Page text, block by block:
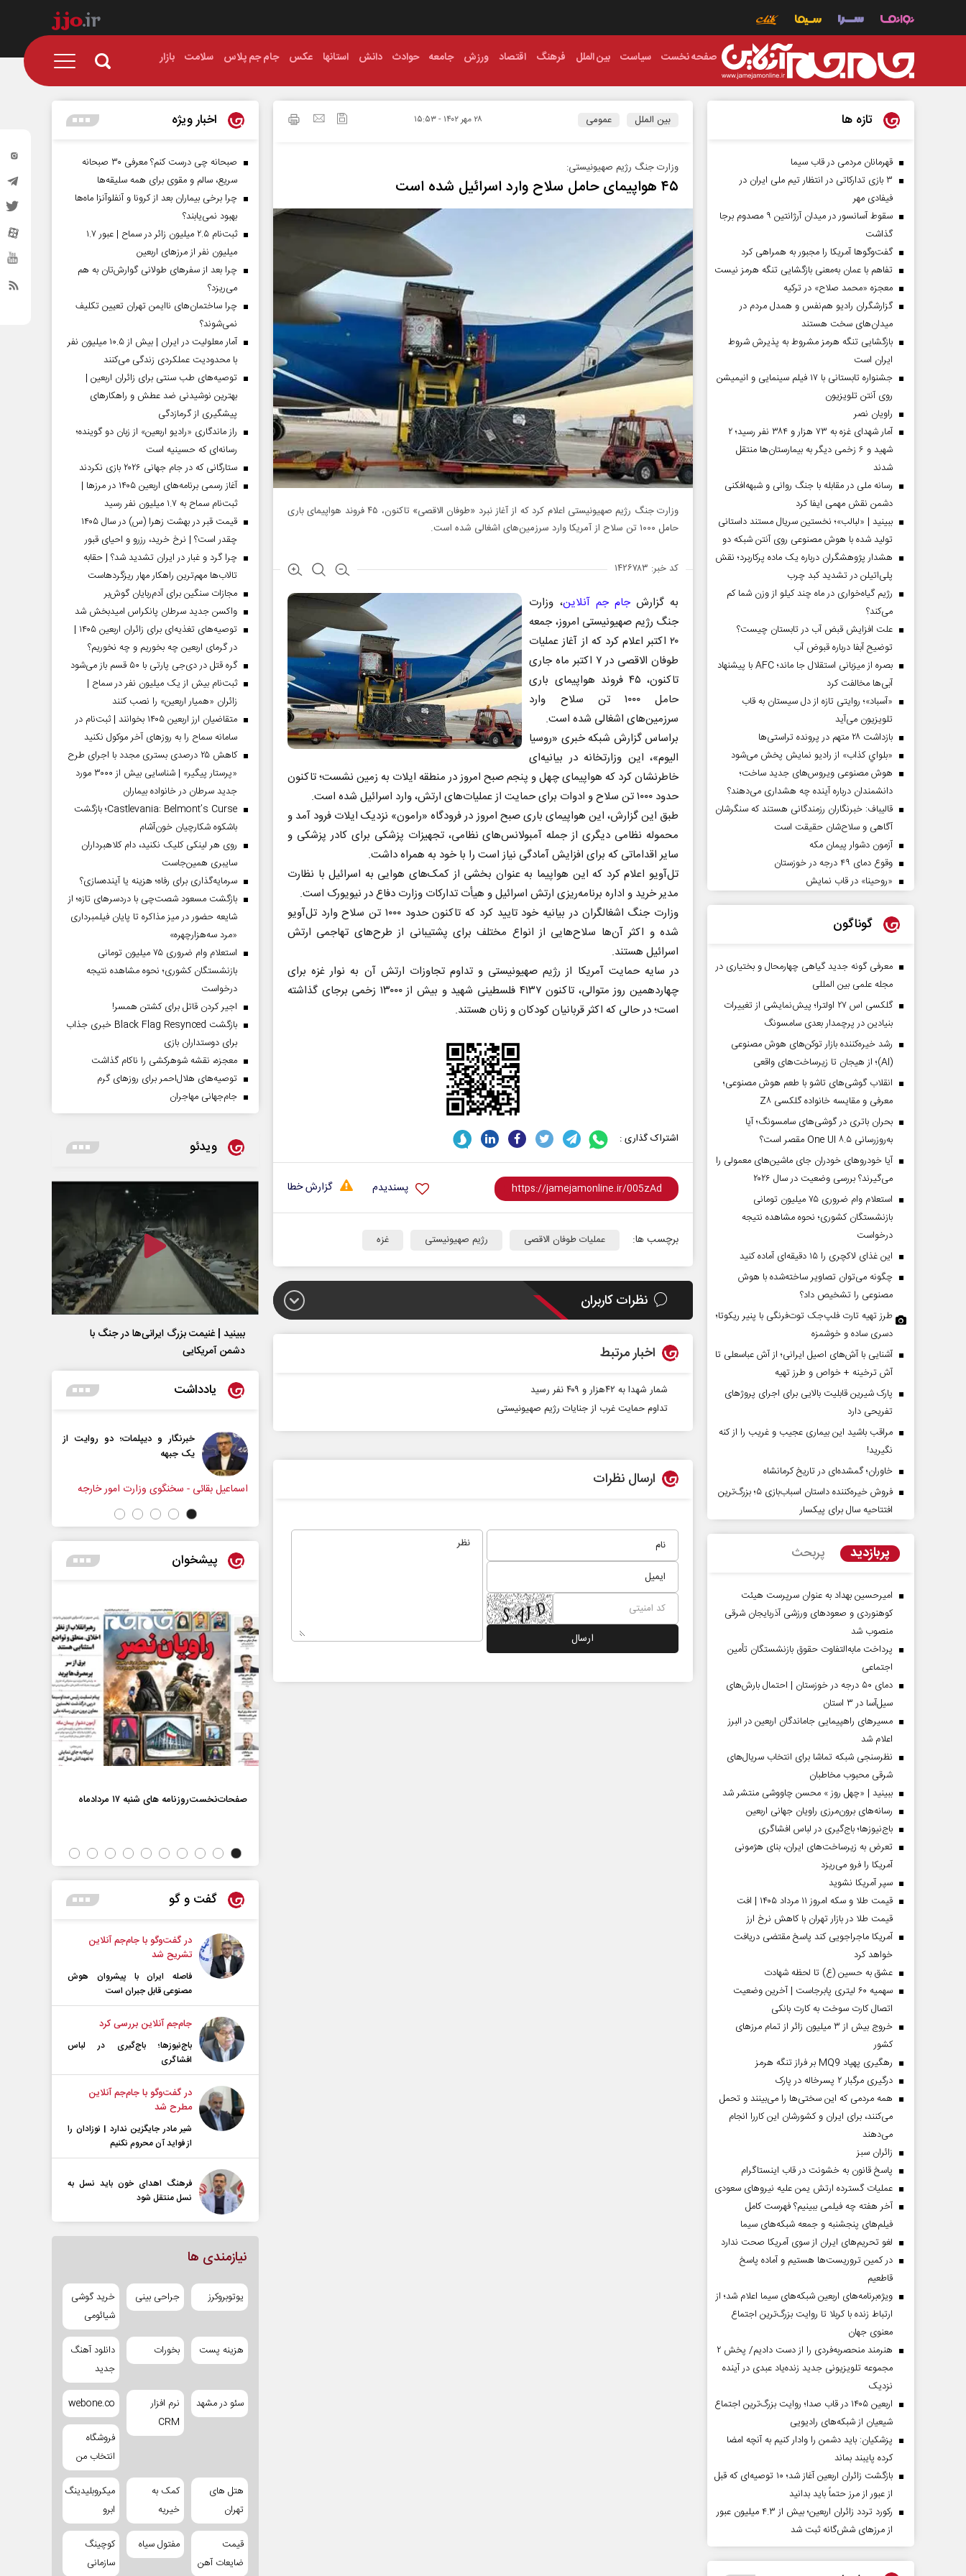
صفحه نخست سیاست بین الملل فرهنگ اقتصاد ورزش جامعه حوادث دانش استانها عکس جام جم پلاس سلامت بازار
بین الملل عمومی ۲۸ مهر ۱۴۰۲ - ۱۵:۵۳
وزارت جنگ رژیم صهیونیستی:
۴۵ هواپیمای حامل سلاح وارد اسرائیل شده است
وزارت جنگ رژیم صهیونیستی اعلام کرد که از آغاز نبرد «طوفان الاقصی» تاکنون، ۴۵ فروند هواپیمای باری
حامل ۱۰۰۰ تن سلاح از آمریکا وارد سرزمین‌های اشغالی شده است.
کد خبر: ۱۴۲۶۷۸۳
به گزارشجام جم آنلاین، وزارت
جنگ رژیم صهیونیستی امروز، جمعه
۲۰ اکتبر اعلام کرد که از آغاز عملیات
طوفان الاقصی در ۷ اکتبر ماه جاری
تاکنون، ۴۵ فروند هواپیمای باری
حامل ۱۰۰۰ تن سلاح وارد
سرزمین‌های اشغالی شده است.
براساس گزارش شبکه خبری «روسیا
الیوم»، این وزارتخانه در بیانیه‌ای
خاطرنشان کرد که هواپیمای چهل و پنجم صبح امروز در منطقه ایلات به زمین نشست؛ تاکنون
حدود ۱۰۰۰ تن سلاح و ادوات برای حمایت از عملیات‌های ارتش، وارد اسرائیل شده است.
طبق این گزارش، این هواپیمای باری صبح امروز در فرودگاه «رامون» نزدیک ایلات فرود آمد و
محموله نظامی دیگری از جمله آمبولانس‌های نظامی، تجهیزات پزشکی برای کادر پزشکی و
سایر اقداماتی که برای افزایش آمادگی نیاز است را با خود به همراه داشت.
تل‌آویو اعلام کرد که این هواپیما به عنوان بخشی از کمک‌های هوایی به اسرائیل با نظارت
مدیر خرید و اداره برنامه‌ریزی ارتش اسرائیل و هیأت تدارکات وزارت دفاع در نیویورک است.
وزارت جنگ اشغالگران در بیانیه خود تایید کرد که تاکنون حدود ۱۰۰۰ تن سلاح وارد تل‌آویو
شده و اکثر آن‌ها سلاح‌هایی از انواع مختلف برای پشتیبانی از طرح‌های تهاجمی ارتش
اسرائیل هستند.
در سایه حمایت آمریکا از رژیم صهیونیستی و تداوم تجاوزات ارتش آن به نوار غزه برای
چهاردهمین روز متوالی، تاکنون ۴۱۳۷ فلسطینی شهید و بیش از ۱۳۰۰۰ زخمی برجای گذاشته
است؛ در حالی که اکثر قربانیان کودکان و زنان هستند.
اشتراک گذاری :
گزارش خطا پسندیدم
برچسب ها: عملیات طوفان الاقصی رژیم صهیونیستی غزه
نظرات کاربران
اخبار مرتبط
شمار شهدا به ۴۲هزار و ۴۰۹ نفر رسید
تداوم حمایت غرب از جنایات رژیم صهیونیستی
ارسال نظرات
تازه ها
قهرمانان مردمی در قاب سیما
۳ بازی تدارکاتی در انتظار تیم ملی ایران در
فیفادی مهر
سقوط آسانسور در میدان آرژانتین ۹ مصدوم برجا
گذاشت
گفت‌وگوها آمریکا را مجبور به همراهی کرد
تفاهم با عمان به‌معنی بازگشایی تنگه هرمز نیست
معجزه «محمد صلاح» در ترکیه
گزارشگران رادیو هم‌نفس و همدل مردم در
میدان‌های سخت هستند
بازگشایی تنگه هرمز مشروط به پذیرش شروط
ایران است
جشنواره تابستانی با ۱۷ فیلم سینمایی و انیمیشن
روی آنتن تلویزیون
راویان نصر
آمار شهدای غزه به ۷۳ هزار و ۳۸۴ نفر رسید؛ ۲
شهید و ۶ زخمی دیگر به بیمارستان‌ها منتقل
شدند
رسانه ملی در مقابله با جنگ روانی و شبهه‌افکنی
دشمن نقش مهمی ایفا کرد
ببینید | «لبالب»؛ نخستین سریال مستند داستانی
تولید شده با هوش مصنوعی روی آنتن شبکه دو
هشدار پژوهشگران درباره یک ماده پرکاربرد؛ نقش
پلی‌اتیلن در تشدید کبد چرب
رژیم گیاه‌خواری در ماه چند کیلو از وزن شما کم
می‌کند؟
علت افزایش قبض آب در تابستان چیست؟
توضیح آبفا درباره قبوض آب
بصره از میزبانی استقلال جا ماند؛ AFC با پیشنهاد
آبی‌ها مخالفت کرد
«آسباد»؛ روایتی تازه از دل سیستان به قاب
تلویزیون می‌آید
بازداشت ۲۸ متهم در پرونده تراستی‌ها
«بلواي کذاب» از رادیو نمایش پخش می‌شود
هوش مصنوعی ویروس‌های جدید ساخت؛
دانشمندان درباره آینده چه هشداری می‌دهند؟
قالیباف: خبرنگاران رزمندگانی هستند که سنگرشان
آگاهی و سلاح‌شان حقیقت است
آزمون دشوار پیمان مکه
وقوع دمای ۴۹ درجه در خوزستان
«روحینا» در قاب نمایش
گوناگون
معرفی گونه جدید گیاهی چهارمحال و بختیاری در
مجله علمی بین المللی
گلکسی اس ۲۷ اولترا؛ پیش‌نمایشی از تغییرات
بنیادین در پرچمدار بعدی سامسونگ
رشد خیره‌کننده بازار توکن‌های هوش مصنوعی
(AI)؛ از هیجان تا زیرساخت‌های واقعی
انقلاب گوشی‌های تاشو‌ با طعم هوش مصنوعی؛
معرفی و مقایسه خانواده گلکسی Z۸
بحران باتری در گوشی‌های سامسونگ؛ آیا
به‌روزرسانی One UI ۸.۵ مقصر است؟
آیا خودروهای خودران جای ماشین‌های معمولی را
می‌گیرند؟ بررسی وضعیت در سال ۲۰۲۶
استعلام وام ضروری ۷۵ میلیون تومانی
بازنشستگان کشوری؛ نحوه مشاهده نتیجه
درخواست
این غذای لاکچری را ۱۵ دقیقه‌ای آماده کنید
چگونه می‌توان تصاویر ساخته‌شده با هوش
مصنوعی را تشخیص داد؟
طرز تهیه تارت فلپ‌جک توت‌فرنگی با پنیر ریکوتا؛
دسری ساده و خوشمزه
آشنایی با آش‌های اصیل ایرانی؛ از آش عباسعلی تا
آش ترخینه + خواص و طرز تهیه
پارک شیرین قابلیت‌ بالایی برای اجرای پروژهای
تفریحی دارد
مراقب باشید این بیماری عجیب و غریب را از کنه
نگیرید!
خاوران؛ گمشده‌ای در تاریخ کرمانشاه
فروش خیره‌کننده داستان اسباب‌بازی ۵؛ بزرگ‌ترین
افتتاحیه سال برای پیکسار
پربازدید پربحث
امیرحسین بهداد به عنوان سرپرست هیئت
کوهنوردی و صعودهای ورزشی آذربایجان شرقی
منصوب شد
پرداخت مابه‌التفاوت حقوق بازنشستگان تأمین
اجتماعی
دمای ۵۰ درجه در خوزستان | احتمال بارش‌های
سیل‌آسا در ۳ استان
مسیر‌های راهپیمایی جاماندگان اربعین در البرز
اعلام شد
نظرسنجی شبکه تماشا برای انتخاب سریال‌های
شرقی محبوب مخاطبان
ببینید | «چهل روز » محسن چاووشی منتشر شد
رسانه‌های برون‌مرزی راویان جهانی اربعین
باج‌نیوزها؛ باج‌گیری در لباس افشاگری
تعرض به زیرساخت‌های ایران، بنای هژمونی
آمریکا را فرو می‌ریزد
سپر آمریکا نشوید
قیمت طلا و سکه امروز ۱۱ مرداد ۱۴۰۵ | افت
قیمت طلا در بازار تهران با کاهش نرخ ارز
آمریکا ماجراجویی کند پاسخ مقتضی دریافت
خواهد کرد
عشق به حسین (ع) تا لحظه شهادت
سهمیه ۶۰ لیتری پابرجاست | آخرین وضعیت
اتصال کارت سوخت به کارت بانکی
خروج بیش از ۳ میلیون زائر از تمام مرز‌های
کشور
رهگیری پهپاد MQ9 بر فراز تنگه هرمز
درگیری مرگبار ۲ پسرخاله در پارک
همه مردمی که این سختی‌ها را می‌بینند و تحمل
می‌کنند، برای ایران و کشورشان این کاررا انجام
می‌دهند
‌زائران سبز
پاسخ قانون به خشونت در قاب اینستاگرام
عملیات گسترده ارتش یمن علیه نیروهای سعودی
آخر هفته چه فیلمی ببینیم؟ فهرست کامل
فیلم‌های پنجشنبه و جمعه شبکه‌های سیما
لغو تحریم‌های ایران از سوی آمریکا صحت ندارد
در کمین تروریست‌ها هستیم و آماده پاسخ
قاطعیم
ویژه‌برنامه‌های اربعین شبکه‌های سیما اعلام شد؛ از
ارتباط زنده با کربلا تا روایت بزرگ‌ترین اجتماع
معنوی جهان
هنرمند منحصر‌به‌فردی را از دست دادیم/ پخش ۲
مجموعه تلویزیونی جدید زنده‌یاد عبدی در آینده
نزدیک
اربعین ۱۴۰۵ در قاب صدا؛ روایت بزرگ‌ترین اجتماع
شیعیان از شبکه‌های رادیویی
پزشکیان: باید دشمن را وادار کنیم به آنچه امضا
کرده پایبند بماند
بازگشت زائران اربعین آغاز شد؛ ۱۰ توصیه‌ای که قبل
از عبور از مرز حتماً باید بدانید
رکورد تردد زائران اربعین؛ بیش از ۴.۳ میلیون عبور
از مرزهای شش‌گانه ثبت شد
اخبار ویژه
صبحانه چی درست کنم؟ معرفی ۳۰ صبحانه
سریع، سالم و مقوی برای همه سلیقه‌ها
چرا برخی بیماران بعد از کرونا و آنفلوآنزا ماه‌ها
بهبود نمی‌یابند؟
ثبت‌نام ۲.۵ میلیون زائر در سماح | عبور ۱.۷
میلیون نفر از مرز‌های اربعین
چرا بعد از سفرهای طولانی گوارش‌تان به هم
می‌ریزد؟
چرا ساختمان‌های ناایمن تهران تعیین تکلیف
نمی‌شوند؟
آمار معلولیت در ایران | بیش از ۱۰.۵ میلیون نفر
با محدودیت عملکردی زندگی می‌کنند
توصیه‌های طب سنتی برای زائران اربعین |
بهترین نوشیدنی ضد عطش و راهکارهای
پیشگیری از گرمازدگی
راز ماندگاری «رادیو اربعین» از زبان دو گوینده؛
رسانه‌ای که حسینیه است
ستارگانی که در جام جهانی ۲۰۲۶ بازی نکردند
آغاز رسمی برنامه‌های اربعین ۱۴۰۵ در مرز‌ها |
ثبت‌نام سماح به ۱.۷ میلیون نفر رسید
قیمت قبر در بهشت زهرا (س) در سال ۱۴۰۵
چقدر است؟ | نرخ خرید، رزرو و احیای قبور
چرا گرد و غبار در ایران تشدید شد؟ | حقابه
تالاب‌ها مهم‌ترین راهکار مهار ریزگردهاست
مجازات سنگین برای آدم‌ربایان گوش‌بر
واکسن جدید سرطان پانکراس امیدبخش شد
توصیه‌های تغذیه‌ای برای زائران اربعین ۱۴۰۵ |
در گرمای اربعین چه بخوریم و چه نخوریم؟
گره قتل در دی‌جی پارتی با ۵۰ قسم باز می‌شود
ثبت‌نام بیش از یک میلیون نفر در سماح |
زائران «همیار اربعین» را نصب کنند
متقاضیان ارز اربعین ۱۴۰۵ بخوانند | ثبت‌نام در
سامانه سماح را به روز‌های آخر موکول نکنید
کاهش ۲۵ درصدی بستری مجدد با اجرای طرح
«پرستار پیگیر» | شناسایی بیش از ۳۰۰۰ مورد
جدید سرطان در خانواده بیماران
Castlevania: Belmont’s Curse؛ بازگشت
باشکوه شکارچیان خون‌آشام
روی هر لینکی کلیک نکنید، دام کلاهبرداران
سایبری همین‌جاست
سرمایه‌گذاری برای رفاه؛ هزینه یا آینده‌سازی؟
بازگشت مسعود شصت‌چی با دردسر‌های تازه؛ از
شایعه حضور در میز مذاکره تا پایان فیلمبرداری
«مرد سه‌هزارچهره»
استعلام وام ضروری ۷۵ میلیون تومانی
بازنشستگان کشوری؛ نحوه مشاهده نتیجه
درخواست
اجیر کردن قاتل برای کشتن همسر!
بازگشت Black Flag Resynced خبری جذاب
برای دوستداران بازی
معجزه، نقشه شوهرکشی را ناکام گذاشت
توصیه‌های هلال‌احمر برای روز‌های گرم
جام‌جهانی مهاجران
ویدئو
ببینید | غنیمت بزرگ ایرانی‌ها در جنگ با
دشمن آمریکایی
یادداشت
آیا سیاست کلان آمریکا ضدایران
عوض شده است؟
- کارشناس مسائل بین‌الملل
سازمان ملل بی‌بدیل نیست
محمدحسن زورق
خبرنگار و دیپلمات؛ دو روایت از
اسماعیل بقائی - سخنگوی وزارت امور خارجه
آیا تفاهم‌نامه حداکثر
پیشخوان
صفحات نخست‌روزنامه‌ها‌ی‌چهارشنبه‌۷‌مردادماه
صفحات‌نخست‌روزنامه ها‌ی شنبه ۱۷ مردادماه
گفت و گو
در گفت‌و‌گو با جام‌جم آنلاین
تشریح شد
فاصله ایران با پیشرو‌ان هوش
مصنوعی قابل جبران است
جام‌جم آنلاین بررسی کرد
باج‌نیوزها؛ باج‌گیری در لباس
افشاگری
در گفت‌و‌گو با جام‌جم آنلاین
مطرح شد
شیر مادر جایگزین ندارد | نوزادان را
از فواید آن محروم نکنیم
فرهنگ اهدای خون باید نسل به
نسل منتقل شود
نیازمندی ها
یوتوبروکرز جراحی بینی
خرید گوشی
شیائومی
هزینه پست بخورات
دانلود آهنگ
جدید
سئو در مشهد
نرم افزار
CRM
webone.co
فروشگاه
انتخاب من
هتل های
تهران
کمک به
خیریه
میکروبلیدینگ
ابرو
قیمت
ضایعات آهن
مفتول سیاه
کوچینگ
سازمانی